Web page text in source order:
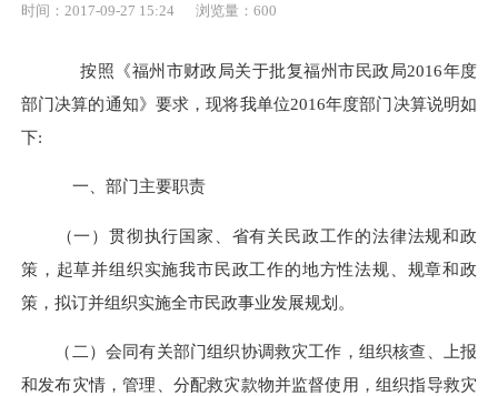
时间：2017-09-27 15:24 浏览量：600
按照《福州市财政局关于批复福州市民政局2016年度
部门决算的通知》要求，现将我单位2016年度部门决算说明如
下:
一、部门主要职责
（一）贯彻执行国家、省有关民政工作的法律法规和政
策，起草并组织实施我市民政工作的地方性法规、规章和政
策，拟订并组织实施全市民政事业发展规划。
（二）会同有关部门组织协调救灾工作，组织核查、上报
和发布灾情，管理、分配救灾款物并监督使用，组织指导救灾